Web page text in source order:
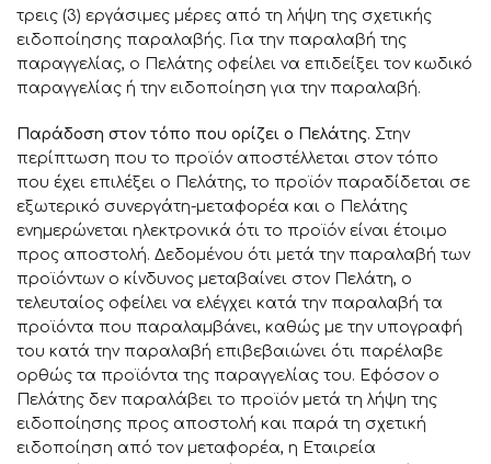
τρεις (3) εργάσιμες μέρες από τη λήψη της σχετικής
ειδοποίησης παραλαβής. Για την παραλαβή της
παραγγελίας, ο Πελάτης οφείλει να επιδείξει τον κωδικό
παραγγελίας ή την ειδοποίηση για την παραλαβή.
Παράδοση στον τόπο που ορίζει ο Πελάτης. Στην
περίπτωση που το προϊόν αποστέλλεται στον τόπο
που έχει επιλέξει ο Πελάτης, το προϊόν παραδίδεται σε
εξωτερικό συνεργάτη-μεταφορέα και ο Πελάτης
ενημερώνεται ηλεκτρονικά ότι το προϊόν είναι έτοιμο
προς αποστολή. Δεδομένου ότι μετά την παραλαβή των
προϊόντων ο κίνδυνος μεταβαίνει στον Πελάτη, ο
τελευταίος οφείλει να ελέγχει κατά την παραλαβή τα
προϊόντα που παραλαμβάνει, καθώς με την υπογραφή
του κατά την παραλαβή επιβεβαιώνει ότι παρέλαβε
ορθώς τα προϊόντα της παραγγελίας του. Εφόσον ο
Πελάτης δεν παραλάβει το προϊόν μετά τη λήψη της
ειδοποίησης προς αποστολή και παρά τη σχετική
ειδοποίηση από τον μεταφορέα, η Εταιρεία